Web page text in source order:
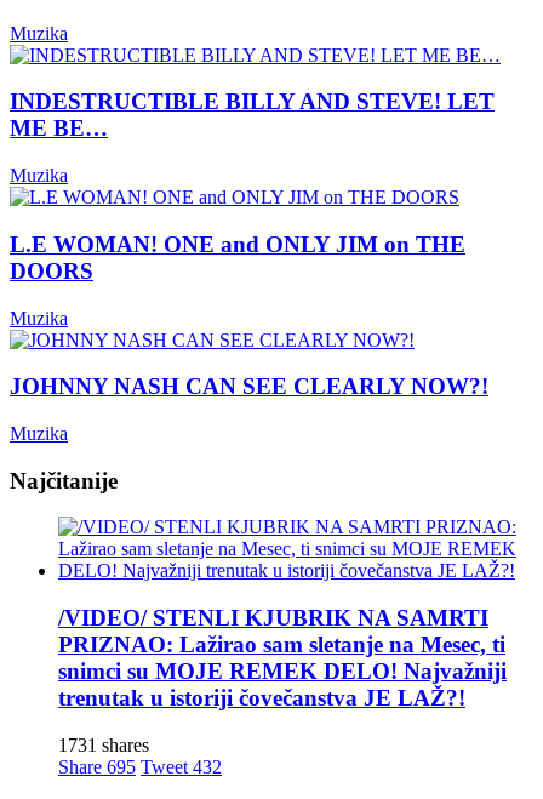
Muzika
INDESTRUCTIBLE BILLY AND STEVE! LET
ME BE…
Muzika
L.E WOMAN! ONE and ONLY JIM on THE
DOORS
Muzika
JOHNNY NASH CAN SEE CLEARLY NOW?!
Muzika
Najčitanije
/VIDEO/ STENLI KJUBRIK NA SAMRTI
PRIZNAO: Lažirao sam sletanje na Mesec, ti
snimci su MOJE REMEK DELO! Najvažniji
trenutak u istoriji čovečanstva JE LAŽ?!
1731 shares
Share 695 Tweet 432